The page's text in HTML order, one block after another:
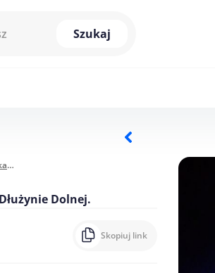
Szukaj
Pożar budynku mieszkalnego
Dolnej.
Skopiuj link